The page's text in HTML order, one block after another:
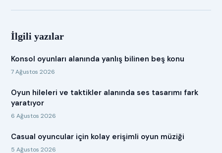
İlgili yazılar
Konsol oyunları alanında yanlış bilinen beş konu
7 Ağustos 2026
Oyun hileleri ve taktikler alanında ses tasarımı fark
yaratıyor
6 Ağustos 2026
Casual oyuncular için kolay erişimli oyun müziği
5 Ağustos 2026